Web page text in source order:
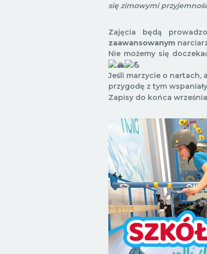
się zimowymi
Zajęcia będą
zaawansowanym
Nie możemy się
Jeśli marzycie o nartach,
przygodę z tym
Zapisy do końca